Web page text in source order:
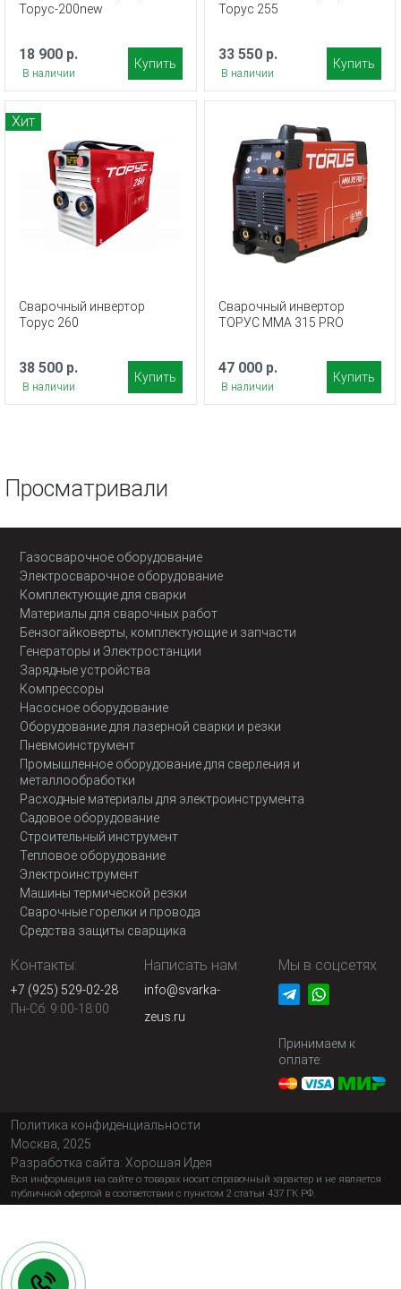
Торус-200new
18 900 р.
В наличии
Купить
Торус 255
33 550 р.
В наличии
Купить
Хит
Сварочный инвертор
Торус 260
38 500 р.
В наличии
Купить
Сварочный инвертор
ТОРУС MMA 315 PRO
47 000 р.
В наличии
Купить
Просматривали
Газосварочное оборудование
Электросварочное оборудование
Комплектующие для сварки
Материалы для сварочных работ
Бензогайковерты, комплектующие и запчасти
Генераторы и Электростанции
Зарядные устройства
Компрессоры
Насосное оборудование
Оборудование для лазерной сварки и резки
Пневмоинструмент
Промышленное оборудование для сверления и
металлообработки
Расходные материалы для электроинструмента
Садовое оборудование
Строительный инструмент
Тепловое оборудование
Электроинструмент
Машины термической резки
Сварочные горелки и провода
Средства защиты сварщика
Контакты:
+7 (925) 529-02-28
Пн-Сб: 9:00-18:00
Написать нам:
info@svarka-
zeus.ru
Мы в соцсетях
Принимаем к
оплате:
Политика конфиденциальности
Москва, 2025
Разработка сайта: Хорошая Идея
Вся информация на сайте о товарах носит справочный характер и не является
публичной офертой в соответствии с пунктом 2 статьи 437 ГК РФ.